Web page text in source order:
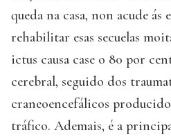
queda na casa, non acude ás
rehabilitar esas secuelas
ictus causa case o 80 por
cerebral, seguido dos
craneoencefálicos
tráfico. Ademais, é a